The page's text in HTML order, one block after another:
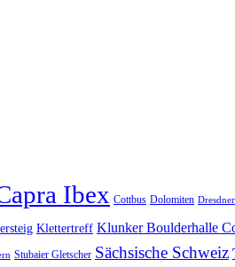
Ibex Cottbus Dolomiten
Klettertreff Klunker Boulderhalle
Stubaier Gletscher Sächsische Schweiz